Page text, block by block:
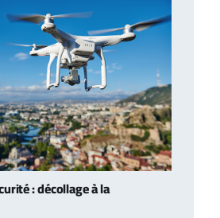
: décollage à la